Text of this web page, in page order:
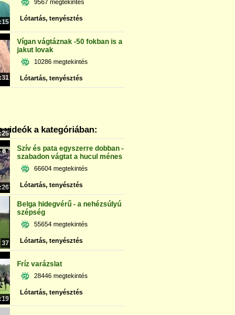
9567 megtekintés
Lótartás, tenyésztés
Vígan vágtáznak -50 fokban is a
jakut lovak
10286 megtekintés
Lótartás, tenyésztés
videók a kategóriában:
Szív és pata egyszerre dobban -
szabadon vágtat a hucul ménes
66604 megtekintés
Lótartás, tenyésztés
37
Belga hidegvérű - a nehézsúlyú
szépség
55654 megtekintés
Lótartás, tenyésztés
Fríz varázslat
28446 megtekintés
Lótartás, tenyésztés